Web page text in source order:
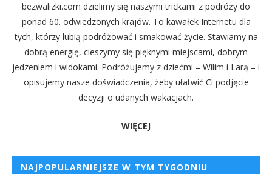
bezwalizki.com dzielimy się naszymi trickami z podróży do
ponad 60. odwiedzonych krajów. To kawałek Internetu dla
tych, którzy lubią podróżować i smakować życie. Stawiamy na
dobrą energię, cieszymy się pięknymi miejscami, dobrym
jedzeniem i widokami. Podróżujemy z dziećmi – Wilim i Larą – i
opisujemy nasze doświadczenia, żeby ułatwić Ci podjęcie
decyzji o udanych wakacjach.
WIĘCEJ
NAJPOPULARNIEJSZE W TYM TYGODNIU